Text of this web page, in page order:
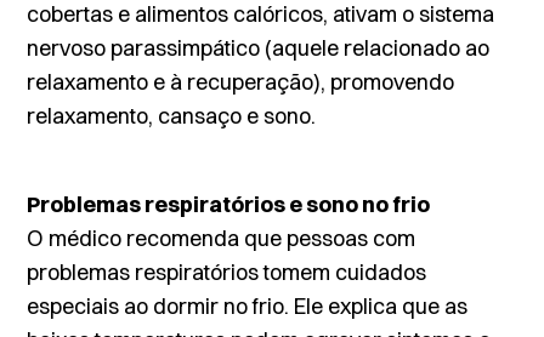
cobertas e alimentos calóricos, ativam o sistema
nervoso parassimpático (aquele relacionado ao
relaxamento e à recuperação), promovendo
relaxamento, cansaço e sono.
Problemas respiratórios e sono no frio
O médico recomenda que pessoas com
problemas respiratórios tomem cuidados
especiais ao dormir no frio. Ele explica que as